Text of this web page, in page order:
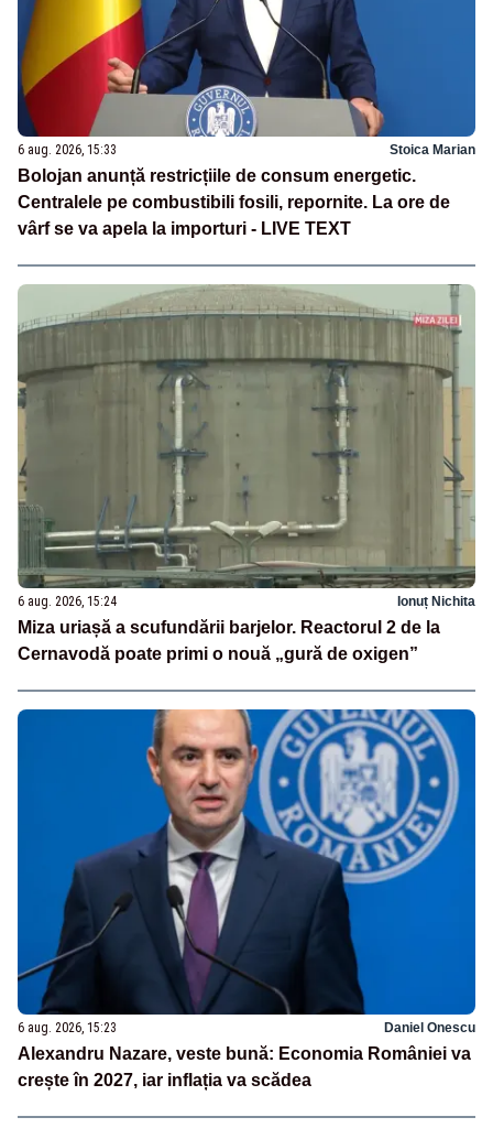
6 aug. 2026, 15:33 Stoica Marian
Bolojan anunță restricțiile de consum energetic.
Centralele pe combustibili fosili, repornite. La ore de
vârf se va apela la importuri - LIVE TEXT
6 aug. 2026, 15:24 Ionuț Nichita
Miza uriașă a scufundării barjelor. Reactorul 2 de la
Cernavodă poate primi o nouă „gură de oxigen”
6 aug. 2026, 15:23 Daniel Onescu
Alexandru Nazare, veste bună: Economia României va
crește în 2027, iar inflația va scădea